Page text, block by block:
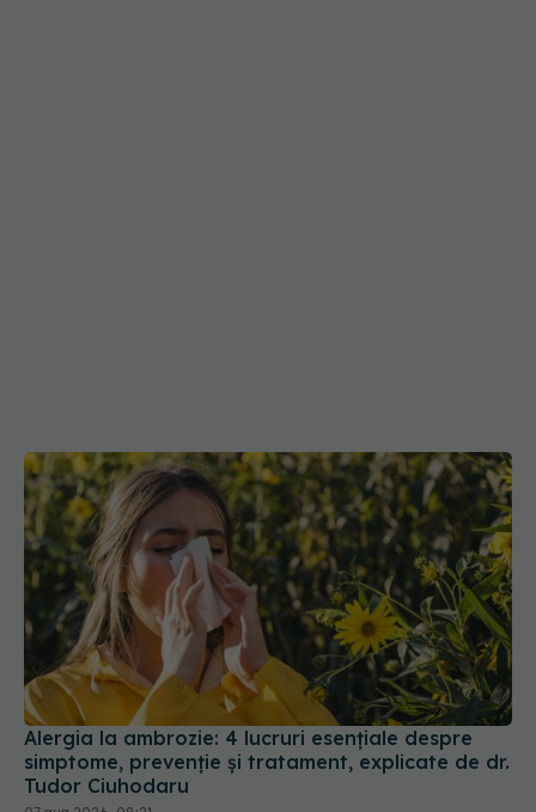
Alergia la ambrozie: 4 lucruri esențiale despre
simptome, prevenție și tratament, explicate de dr.
Tudor Ciuhodaru
07 aug 2026, 08:21